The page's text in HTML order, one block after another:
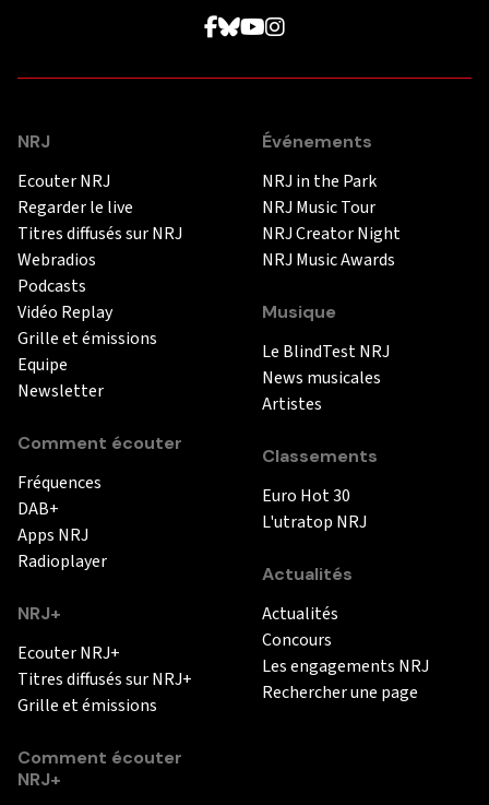
NRJ
Ecouter NRJ
Regarder le live
Titres diffusés sur NRJ
Webradios
Podcasts
Vidéo Replay
Grille et émissions
Equipe
Newsletter
Comment écouter
Fréquences
DAB+
Apps NRJ
Radioplayer
NRJ+
Ecouter NRJ+
Titres diffusés sur NRJ+
Grille et émissions
Comment écouter
NRJ+
Événements
NRJ in the Park
NRJ Music Tour
NRJ Creator Night
NRJ Music Awards
Musique
Le BlindTest NRJ
News musicales
Artistes
Classements
Euro Hot 30
L'utratop NRJ
Actualités
Actualités
Concours
Les engagements NRJ
Rechercher une page